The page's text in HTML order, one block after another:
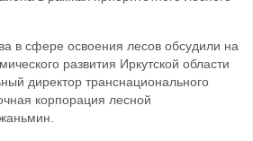
в сфере освоения лесов обсудили на
развития Иркутской области
директор транснационального
корпорация лесной